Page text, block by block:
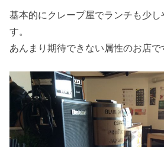
基本的にクレープ屋でランチも少
す。
あんまり期待できない属性のお店で